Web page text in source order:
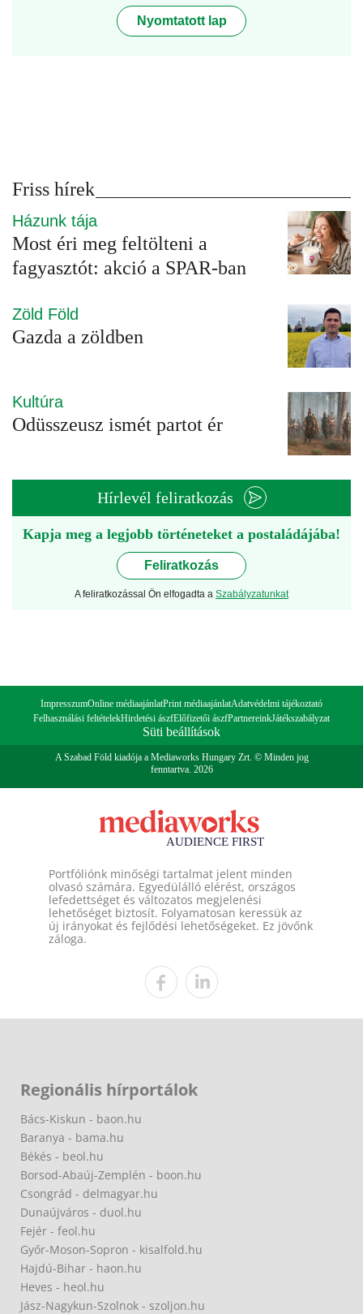
Nyomtatott lap
Friss hírek
Házunk tája
Most éri meg feltölteni a
fagyasztót: akció a SPAR-ban
Zöld Föld
Gazda a zöldben
Kultúra
Odüsszeusz ismét partot ér
Hírlevél feliratkozás
Kapja meg a legjobb történeteket a postaládájába!
Feliratkozás
A feliratkozással Ön elfogadta a Szabályzatunkat
ImpresszumOnline médiaajánlatPrint médiaajánlatAdatvédelmi tájékoztató
Felhasználási feltételekHirdetési ászfElőfizetői ászfPartnereinkJátékszabályzat
Süti beállítások
A Szabad Föld kiadója a Mediaworks Hungary Zrt. © Minden jog
fenntartva. 2026
Portfóliónk minőségi tartalmat jelent minden
olvasó számára. Egyedülálló elérést, országos
lefedettséget és változatos megjelenési
lehetőséget biztosít. Folyamatosan keressük az
új irányokat és fejlődési lehetőségeket. Ez jövőnk
záloga.
Regionális hírportálok
Bács-Kiskun - baon.hu
Baranya - bama.hu
Békés - beol.hu
Borsod-Abaúj-Zemplén - boon.hu
Csongrád - delmagyar.hu
Dunaújváros - duol.hu
Fejér - feol.hu
Győr-Moson-Sopron - kisalfold.hu
Hajdú-Bihar - haon.hu
Heves - heol.hu
Jász-Nagykun-Szolnok - szoljon.hu